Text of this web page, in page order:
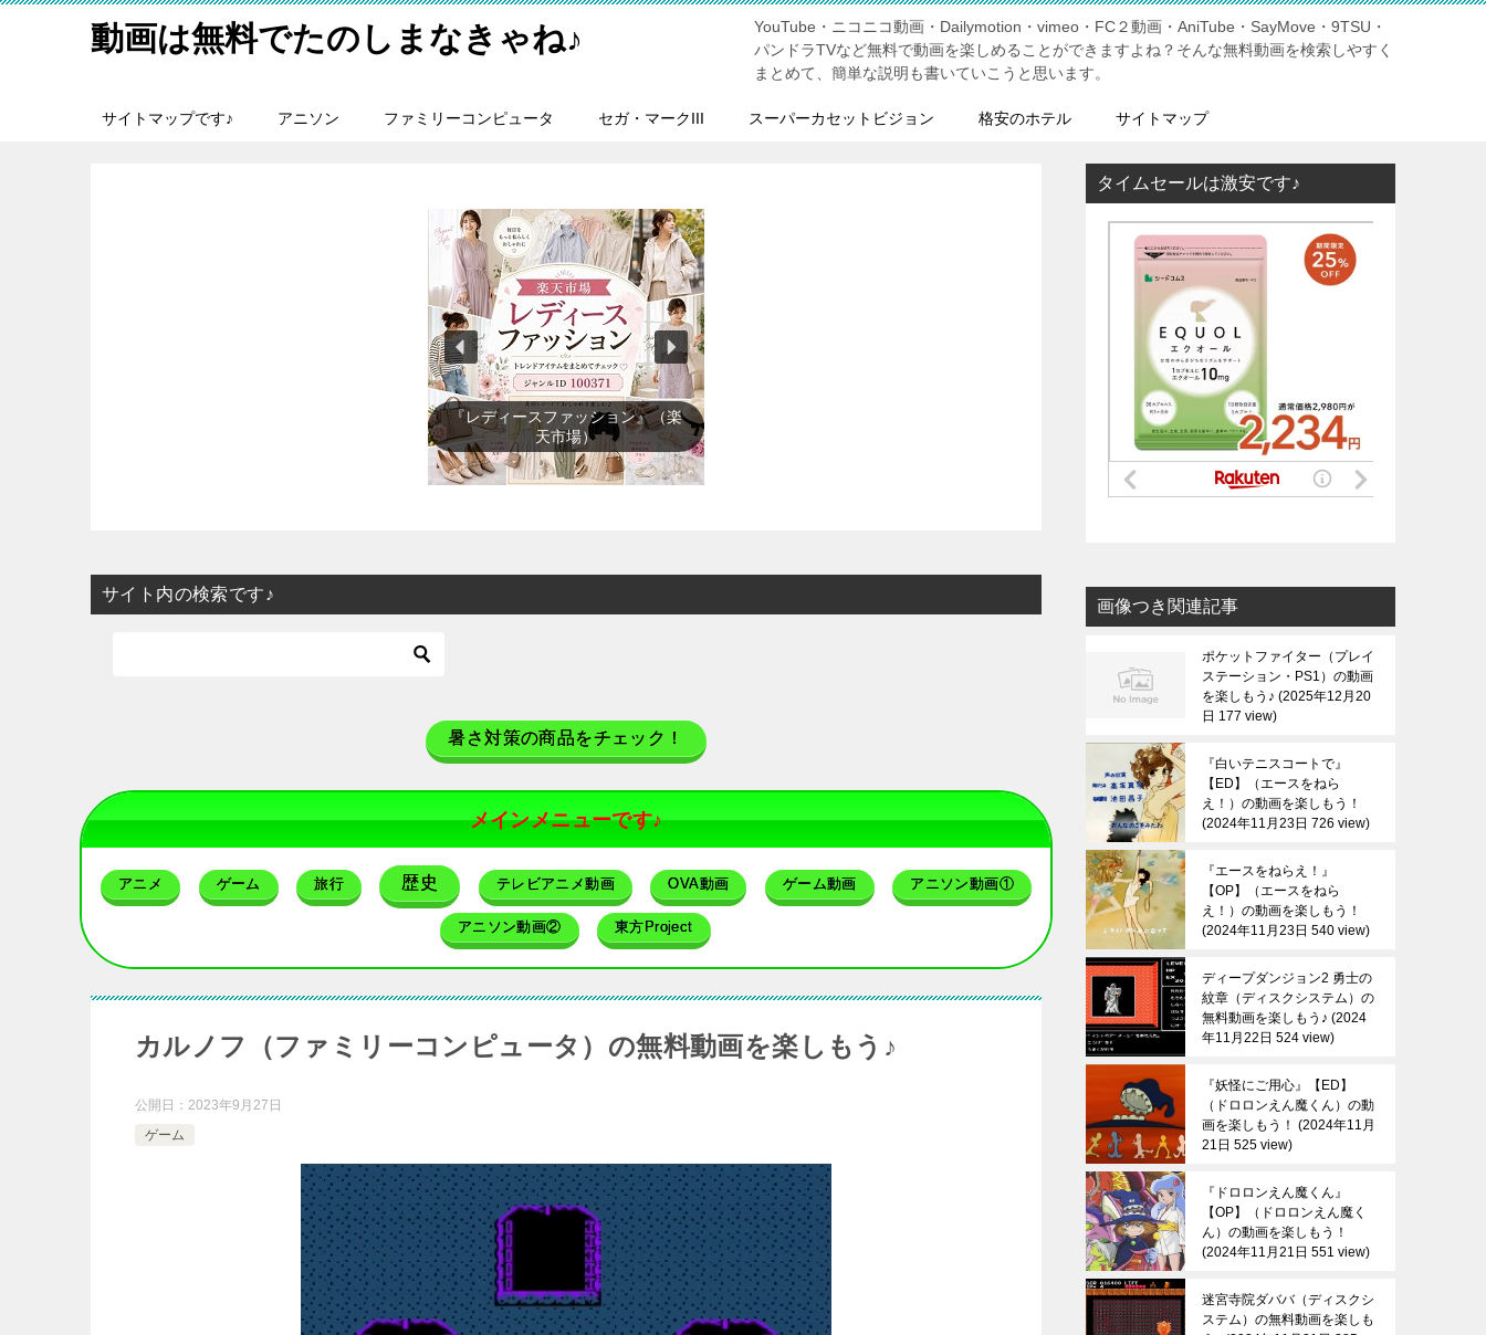
動画は無料でたのしまなきゃね♪
YouTube・ニコニコ動画・Dailymotion・vimeo・FC２動画・AniTube・SayMove・9TSU・
パンドラTVなど無料で動画を楽しめることができますよね？そんな無料動画を検索しやすく
まとめて、簡単な説明も書いていこうと思います。
サイトマップです♪ アニソン ファミリーコンピュータ セガ・マークIII スーパーカセットビジョン 格安のホテル サイトマップ
『テレビゲーム』（楽天市場）
サイト内の検索です♪
暑さ対策の商品をチェック！
メインメニューです♪
アニメ ゲーム 旅行 歴史 テレビアニメ動画 OVA動画 ゲーム動画 アニソン動画①
アニソン動画② 東方Project
カルノフ（ファミリーコンピュータ）の無料動画を楽しもう♪
公開日： 2023年9月27日
ゲーム
タイムセールは激安です♪
画像つき関連記事
ポケットファイター（プレイ
ステーション・PS1）の動画
を楽しもう♪ 2025年12月20
日 177 view
『白いテニスコートで』
【ED】（エースをねら
え！）の動画を楽しもう！
2024年11月23日 726 view
『エースをねらえ！』
【OP】（エースをねら
え！）の動画を楽しもう！
2024年11月23日 540 view
ディープダンジョン2 勇士の
紋章（ディスクシステム）の
無料動画を楽しもう♪ 2024
年11月22日 524 view
『妖怪にご用心』【ED】
（ドロロンえん魔くん）の動
画を楽しもう！
2024年11月
21日 525 view
『ドロロンえん魔くん』
【OP】（ドロロンえん魔く
ん）の動画を楽しもう！
2024年11月21日 551 view
迷宮寺院ダババ（ディスクシ
ステム）の無料動画を楽しも